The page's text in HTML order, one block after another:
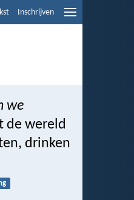
Inschrijven
we
de wereld
drinken